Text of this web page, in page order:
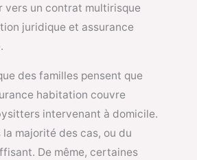
vers un contrat multirisque
juridique et assurance
des familles pensent que
habitation couvre
intervenant à domicile.
la majorité des cas, ou du
De même, certaines